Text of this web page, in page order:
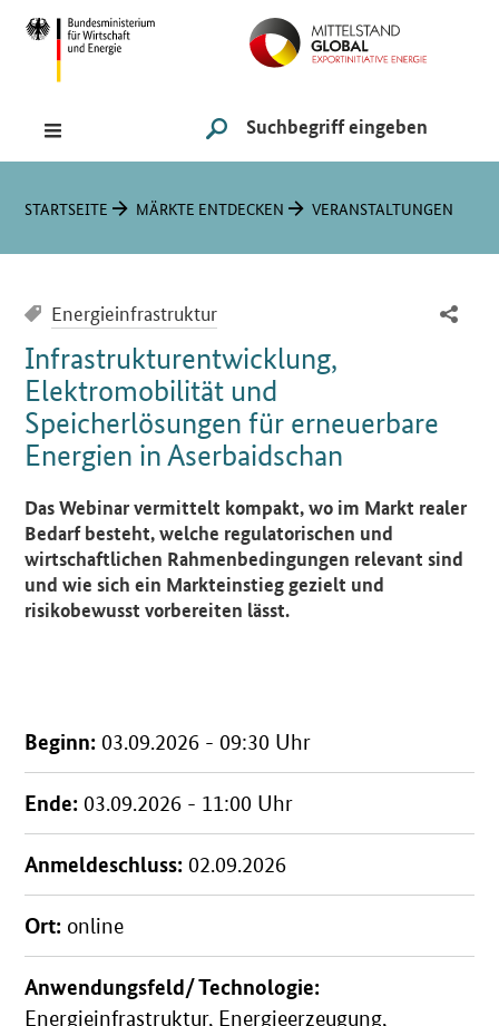
Suche
SUCHE STARTEN
Sie sind hier:
STARTSEITE MÄRKTE ENTDECKEN VERANSTALTUNGEN
Energieinfrastruktur
Infrastrukturentwicklung,
Elektromobilität und
Speicherlösungen für erneuerbare
Energien in Aserbaidschan
Das Webinar vermittelt kompakt, wo im Markt realer
Bedarf besteht, welche regulatorischen und
wirtschaftlichen Rahmenbedingungen relevant sind
und wie sich ein Markteinstieg gezielt und
risikobewusst vorbereiten lässt.
Beginn: 03.09.2026 - 09:30 Uhr
Ende: 03.09.2026 - 11:00 Uhr
Anmeldeschluss: 02.09.2026
Ort: online
Anwendungsfeld/ Technologie:
Energieinfrastruktur, Energieerzeugung,